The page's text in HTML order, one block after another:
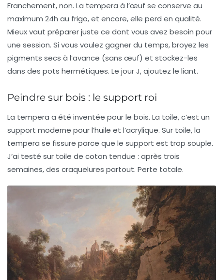
Franchement, non. La tempera à l’œuf se conserve au
maximum 24h au frigo, et encore, elle perd en qualité.
Mieux vaut préparer juste ce dont vous avez besoin pour
une session. Si vous voulez gagner du temps, broyez les
pigments secs à l’avance (sans œuf) et stockez-les
dans des pots hermétiques. Le jour J, ajoutez le liant.
Peindre sur bois : le support roi
La tempera a été inventée pour le bois. La toile, c’est un
support moderne pour l’huile et l’acrylique. Sur toile, la
tempera se fissure parce que le support est trop souple.
J’ai testé sur toile de coton tendue : après trois
semaines, des craquelures partout. Perte totale.